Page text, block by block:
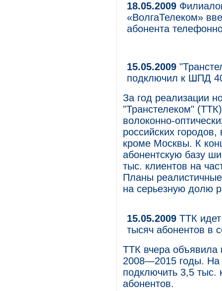
18.05.2009
«ВолгаТелеком»
абонента
15.05.2009
подключил к ШПД
За год реализации
"Транстелеком"
волоконно-
российских
кроме Москвы. К
абонентскую базу
тыс. клиентов на
Планы
на серьезную долю
15.05.2009 ТТК
тысяч абонентов в
ТТК вчера объявила
2008—2015 годы. На
подключить 3,5 тыс.
абонентов.